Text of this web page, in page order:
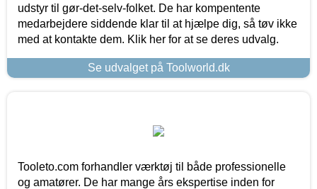
udstyr til gør-det-selv-folket. De har kompentente
medarbejdere siddende klar til at hjælpe dig, så tøv ikke
med at kontakte dem. Klik her for at se deres udvalg.
Se udvalget på Toolworld.dk
Tooleto.com forhandler værktøj til både professionelle
og amatører. De har mange års ekspertise inden for